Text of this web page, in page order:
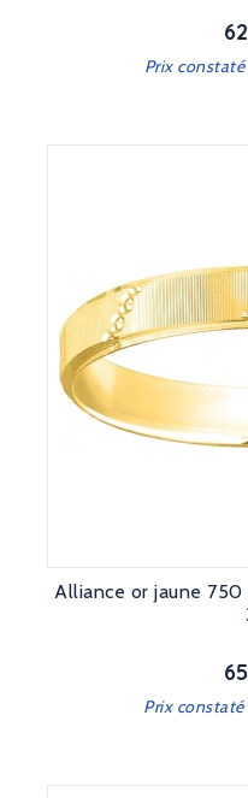
Prix
Alliance or jaune
Prix